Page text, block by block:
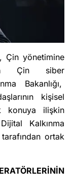
Çin yönetimine
Çin siber
Bakanlığı,
kişisel
konuya ilişkin
Kalkınma
ortak